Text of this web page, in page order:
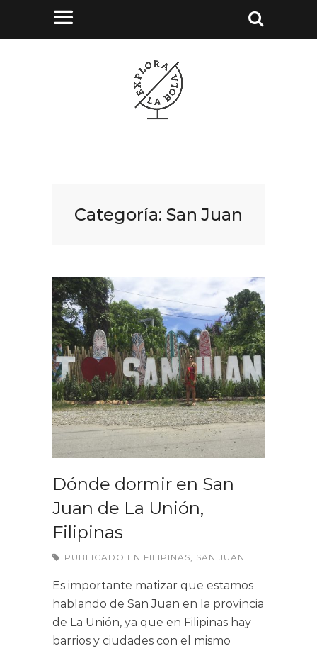
Categoría: San Juan
Dónde dormir en San
Juan de La Unión,
Filipinas
PUBLICADO EN FILIPINAS, SAN JUAN
Es importante matizar que estamos
hablando de San Juan en la provincia
de La Unión, ya que en Filipinas hay
barrios y ciudades con el mismo